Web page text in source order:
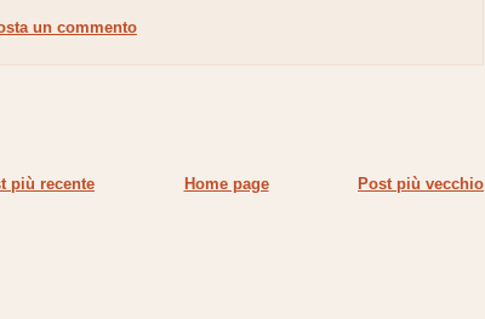
un commento
più recente Post più vecchio
Home page